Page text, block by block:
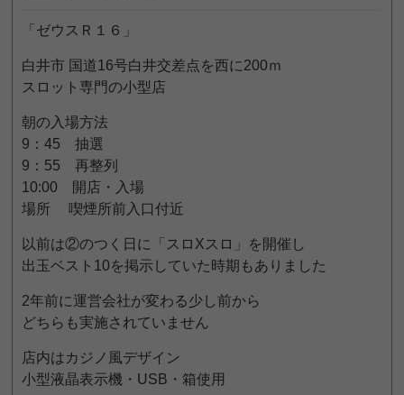
「ゼウスＲ１６」
白井市 国道16号白井交差点を西に200ｍ
スロット専門の小型店
朝の入場方法
9：45 抽選
9：55 再整列
10:00 開店・入場
場所 喫煙所前入口付近
以前は②のつく日に「スロXスロ」を開催し
出玉ベスト10を掲示していた時期もありました
2年前に運営会社が変わる少し前から
どちらも実施されていません
店内はカジノ風デザイン
小型液晶表示機・USB・箱使用